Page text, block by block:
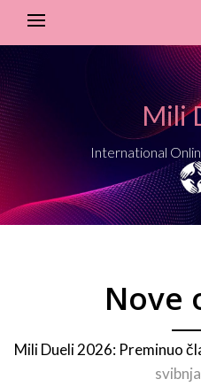
Mili
International
Nove
Mili Dueli 2026: Preminuo